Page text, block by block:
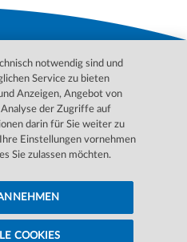
Diagnosen und
an Ihren Arzt. Im Notfall
Cookie-Hinweise
Impressum
notwendig sind und
Service zu bieten
Anzeigen, Angebot von
der Zugriffe auf
darin für Sie weiter zu
Einstellungen vornehmen
Sie zulassen möchten.
COOKIES